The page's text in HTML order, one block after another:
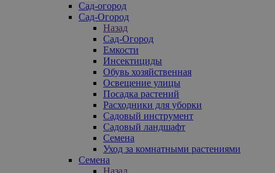
Сад-огород
Сад-Огород
Назад
Сад-Огород
Емкости
Инсектициды
Обувь хозяйственная
Освещение улицы
Посадка растений
Расходники для уборки
Садовый инструмент
Садовый ландшафт
Семена
Уход за комнатными растениями
Семена
Назад